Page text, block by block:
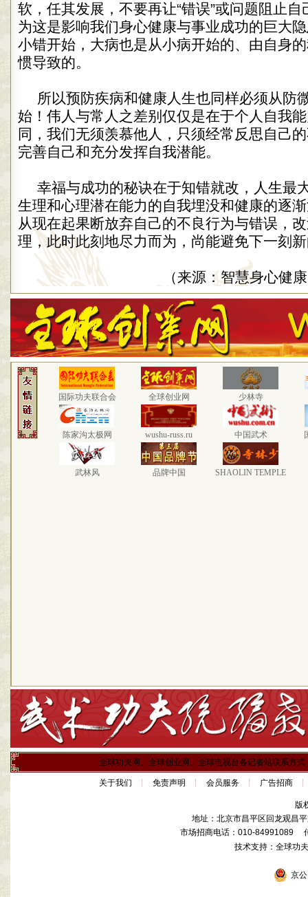
软，任其发展，不要再让“错误”或问题阻止
为这是影响我们身心健康与事业成功的巨大
小错开始，大病也是从小病开始的、由自身
惯导致的。
所以预防疾病和健康人生也同样必须从防
始！伟人与常人之差别仅仅是在于个人自我
同，我们无须羡慕他人，只须经常反思自己
完善自己和充分发挥自我潜能。
幸福与成功的秘诀在于知错就改，人生最
生理和心理潜在能力的自我埋没和健康的逐
从现在起果断放弃自己的不良行为与错误，
理，此时此刻地尽力而为，尚能避免下一刻
（来源：智慧身心健
国际功夫联合会 全球创业网 少林寺
陈家沟太极网 wushu-russ.ru 中国武术
武林风 品牌中国 SHAOLIN TEMPLE
全球功夫网、全球创业网、全球电视台各记者站联系方式
关于我们 免责声明 会员服务 广告招商
版
地址：北京市昌平区回龙观昌
市场招商电话：010-84991089
技术支持：全球
京公